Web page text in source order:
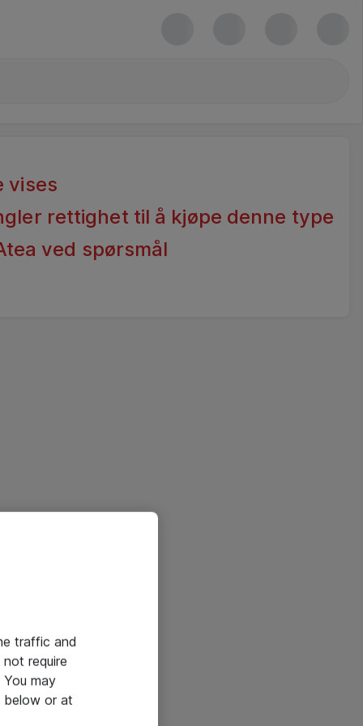
vises
rettighet til å kjøpe denne type
ved spørsmål
traffic and
require
may
below or at